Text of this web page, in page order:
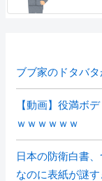
ブブ家のドタバ
【動画】役満ボ
ｗｗｗｗｗｗ
日本の防衛白書
なのに表紙が謎す